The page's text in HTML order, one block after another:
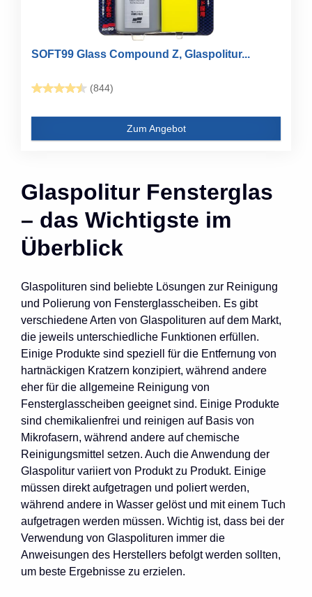
SOFT99 Glass Compound Z, Glaspolitur...
(844)
Zum Angebot
Glaspolitur Fensterglas
– das Wichtigste im
Überblick
Glaspolituren sind beliebte Lösungen zur Reinigung
und Polierung von Fensterglasscheiben. Es gibt
verschiedene Arten von Glaspolituren auf dem Markt,
die jeweils unterschiedliche Funktionen erfüllen.
Einige Produkte sind speziell für die Entfernung von
hartnäckigen Kratzern konzipiert, während andere
eher für die allgemeine Reinigung von
Fensterglasscheiben geeignet sind. Einige Produkte
sind chemikalienfrei und reinigen auf Basis von
Mikrofasern, während andere auf chemische
Reinigungsmittel setzen. Auch die Anwendung der
Glaspolitur variiert von Produkt zu Produkt. Einige
müssen direkt aufgetragen und poliert werden,
während andere in Wasser gelöst und mit einem Tuch
aufgetragen werden müssen. Wichtig ist, dass bei der
Verwendung von Glaspolituren immer die
Anweisungen des Herstellers befolgt werden sollten,
um beste Ergebnisse zu erzielen.